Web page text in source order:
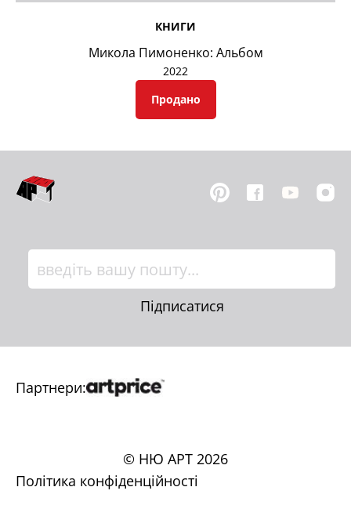
КНИГИ
Микола Пимоненко: Альбом
2022
Продано
Підписатися
Партнери:
© НЮ АРТ 2026
Політика конфіденційності